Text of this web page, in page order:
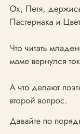
Ох, Петя,
Пастернака и
Что читать
маме вернулся
А что делают
второй вопрос.
Давайте по